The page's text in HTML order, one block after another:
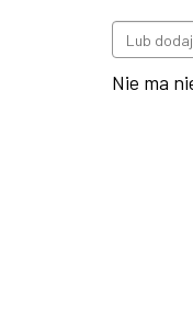
Nie ma